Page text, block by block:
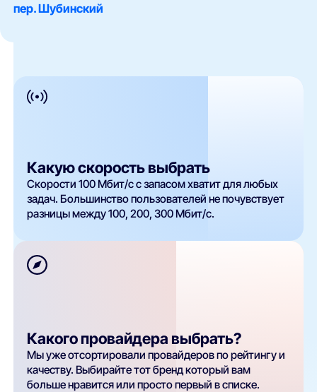
пер. Шубинский
Какую скорость выбрать
Скорости 100 Мбит/с с запасом хватит для любых
задач. Большинство пользователей не почувствует
разницы между 100, 200, 300 Мбит/с.
Какого провайдера выбрать?
Мы уже отсортировали провайдеров по рейтингу и
качеству. Выбирайте тот бренд который вам
больше нравится или просто первый в списке.